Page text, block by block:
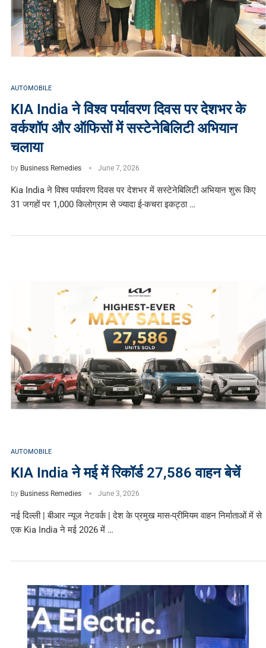
AUTOMOBILE
KIA India ने विश्व पर्यावरण दिवस पर देशभर के
वर्कशॉप और ऑफिसों में सस्टेनेबिलिटी अभियान
चलाया
by Business Remedies June 7, 2026
Kia India ने विश्व पर्यावरण दिवस पर देशभर में सस्टेनेबिलिटी अभियान शुरू किए
31 जगहों पर 1,000 किलोग्राम से ज्यादा ई-कचरा इकट्ठा …
AUTOMOBILE
KIA India ने मई में रिकॉर्ड 27,586 वाहन बेचें
by Business Remedies June 3, 2026
नई दिल्ली | बीआर न्यूज नेटवर्क | देश के प्रमुख मास-प्रीमियम वाहन निर्माताओं में से
एक Kia India ने मई 2026 में …